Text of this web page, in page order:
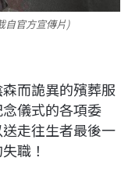
自官方宣傳片)
而詭異的殯葬服
儀式的各項委
走往生者最後一
職！